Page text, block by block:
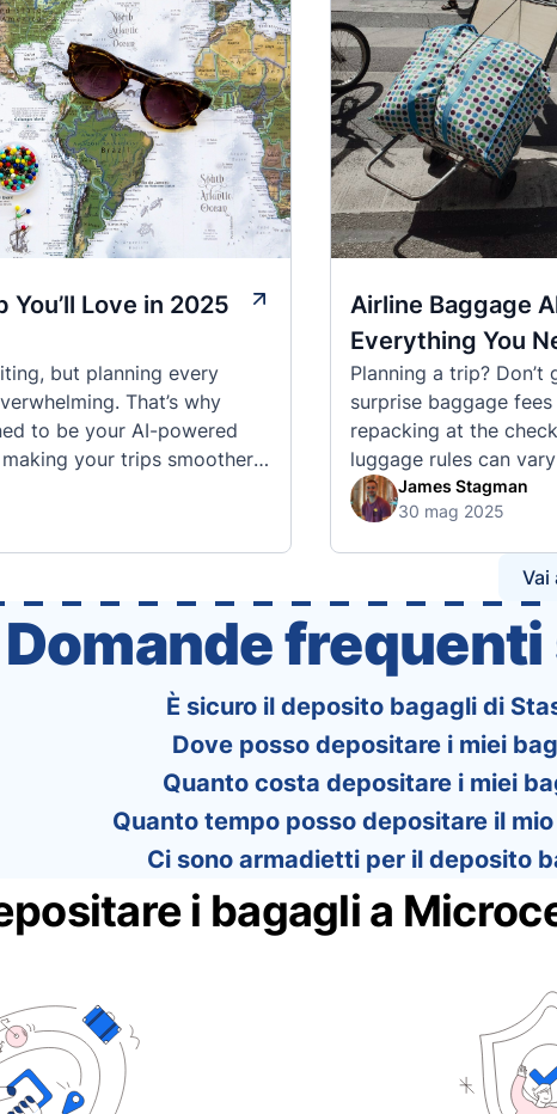
You’ll Love in 2025
but planning every
That’s why
to be your AI-powered
your trips smoother,
free. 🧭 What Makes the
Unlike standard travel
as exciting …
Airline Baggage
Everything You
Before You Fly
Planning a trip?
surprise baggage
repacking at the
luggage rules can
the same country or
we’ve created a
policies of over 30
James Stagman
30 mag 2025
Vai
Domande
È sicuro il deposito bagagli di
Dove posso depositare i miei
Quanto costa depositare i miei
Quanto tempo posso depositare il
Ci sono armadietti per il deposito
i bagagli a